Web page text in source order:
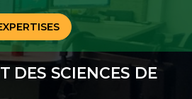
DES SCIENCES DE